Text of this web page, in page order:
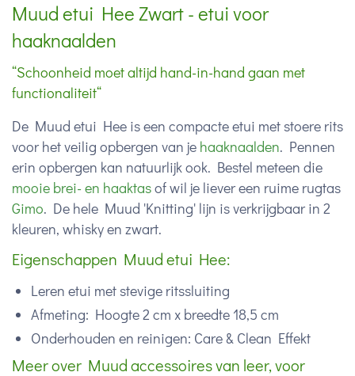
Muud etui Hee Zwart - etui voor
haaknaalden
“Schoonheid moet altijd hand-in-hand gaan met
functionaliteit“
De Muud etui Hee is een compacte etui met stoere rits
voor het veilig opbergen van je haaknaalden. Pennen
erin opbergen kan natuurlijk ook. Bestel meteen die
mooie brei- en haaktasof wil je liever een ruime rugtas
Gimo. De hele Muud 'Knitting' lijn is verkrijgbaar in 2
kleuren, whisky en zwart.
Eigenschappen Muud etui Hee:
Leren etui met stevige ritssluiting
Afmeting: Hoogte 2 cm x breedte 18,5 cm
Onderhouden en reinigen: Care & Clean Effekt
Meer over Muud accessoires van leer, voor